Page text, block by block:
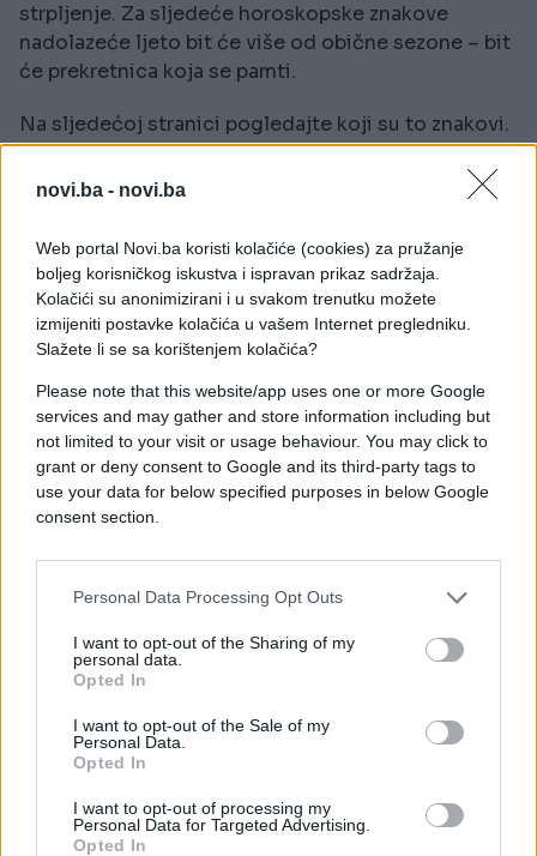
novi.ba - novi.ba
Web portal Novi.ba koristi kolačiće (cookies) za pružanje
boljeg korisničkog iskustva i ispravan prikaz sadržaja.
Kolačići su anonimizirani i u svakom trenutku možete
izmijeniti postavke kolačića u vašem Internet pregledniku.
Slažete li se sa korištenjem kolačića?
Please note that this website/app uses one or more Google
services and may gather and store information including but
not limited to your visit or usage behaviour. You may click to
grant or deny consent to Google and its third-party tags to
use your data for below specified purposes in below Google
consent section.
Personal Data Processing Opt Outs
I want to opt-out of the Sharing of my
personal data.
Opted In
I want to opt-out of the Sale of my
Personal Data.
Opted In
I want to opt-out of processing my
Personal Data for Targeted Advertising.
Opted In
strpljenje. Za sljedeće horoskopske znakove
nadolazeće ljeto bit će više od obične sezone – bit
će prekretnica koja se pamti.
Na sljedećoj stranici pogledajte koji su to znakovi.
#astrologija